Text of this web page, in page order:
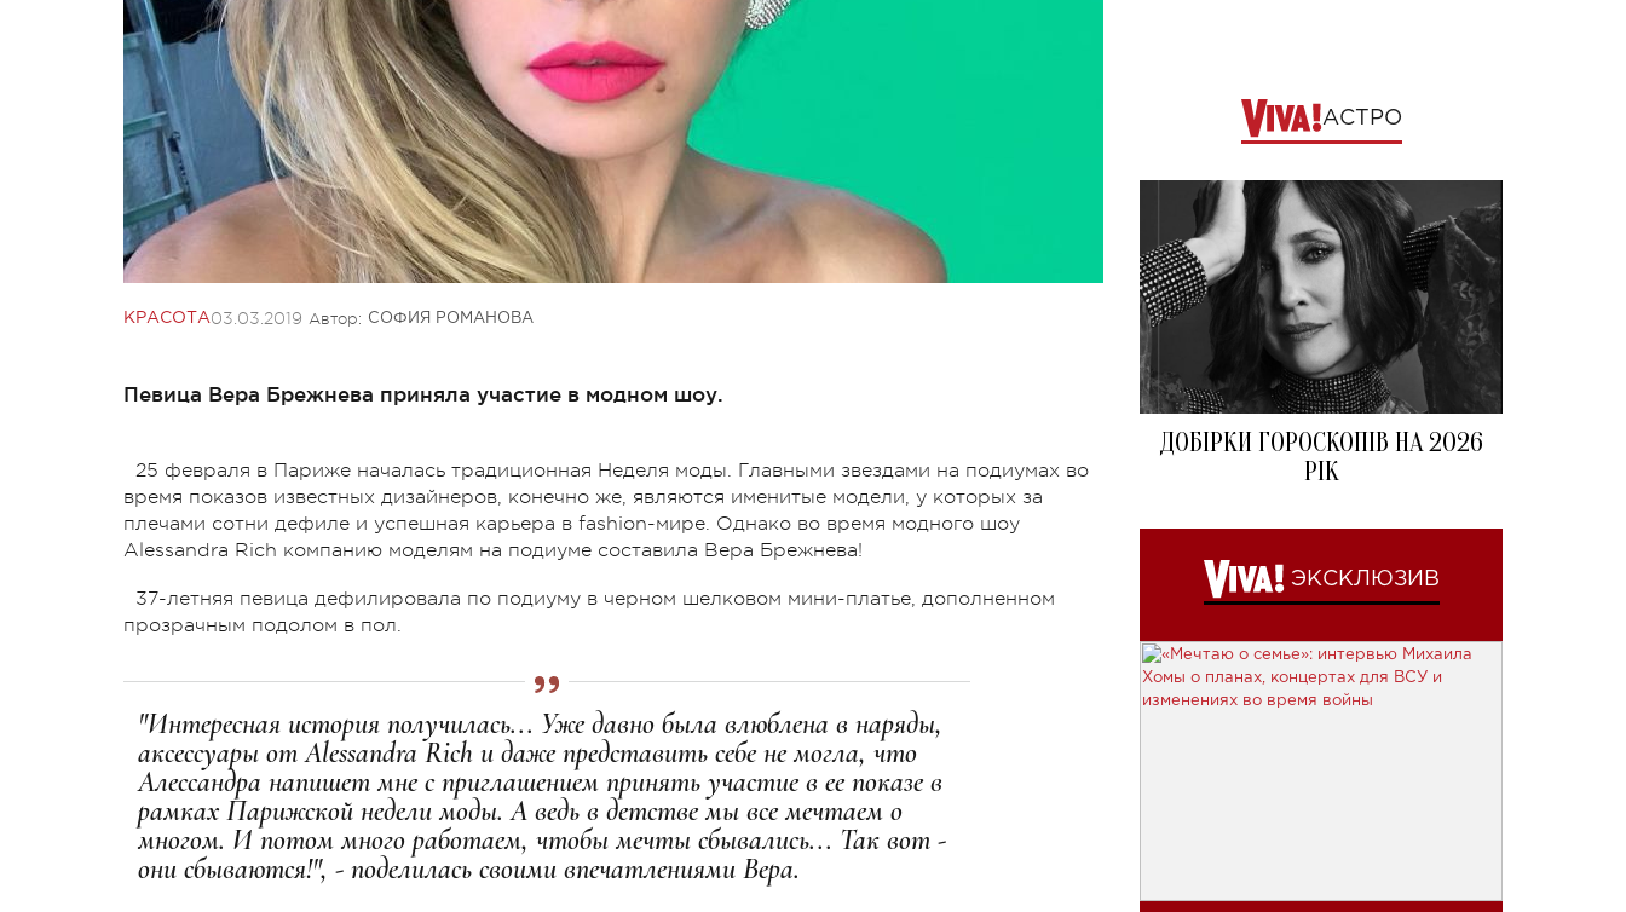
КРАСОТА03.03.2019 Автор: СОФИЯ РОМАНОВА
Певица Вера Брежнева приняла участие в модном шоу.
25 февраля в Париже началась традиционная Неделя моды. Главными звездами на подиумах во
время показов известных дизайнеров, конечно же, являются именитые модели, у которых за
плечами сотни дефиле и успешная карьера в fashion-мире. Однако во время модного шоу
Alessandra Rich компанию моделям на подиуме составила Вера Брежнева!
37-летняя певица дефилировала по подиуму в черном шелковом мини-платье, дополненном
прозрачным подолом в пол.
"Интересная история получилась... Уже давно была влюблена в наряды,
аксессуары от Alessandra Rich и даже представить себе не могла, что
Алессандра напишет мне с приглашением принять участие в ее показе в
рамках Парижской недели моды. А ведь в детстве мы все мечтаем о
многом. И потом много работаем, чтобы мечты сбывались... Так вот -
они сбываются!", - поделилась своими впечатлениями Вера.
АСТРО
ДОБІРКИ ГОРОСКОПІВ НА 2026
РІК
ЭКСКЛЮЗИВ